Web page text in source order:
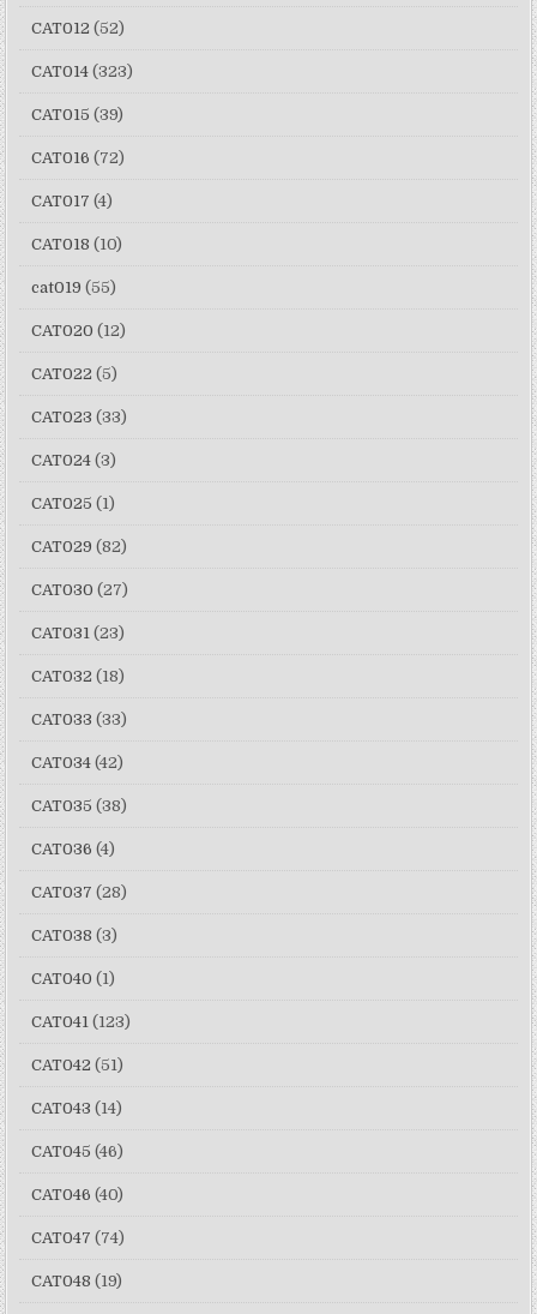
CAT012 (52)
CAT014 (323)
CAT015 (39)
CAT016 (72)
CAT017 (4)
CAT018 (10)
cat019 (55)
CAT020 (12)
CAT022 (5)
CAT023 (33)
CAT024 (3)
CAT025 (1)
CAT029 (82)
CAT030 (27)
CAT031 (23)
CAT032 (18)
CAT033 (33)
CAT034 (42)
CAT035 (38)
CAT036 (4)
CAT037 (28)
CAT038 (3)
CAT040 (1)
CAT041 (123)
CAT042 (51)
CAT043 (14)
CAT045 (46)
CAT046 (40)
CAT047 (74)
CAT048 (19)